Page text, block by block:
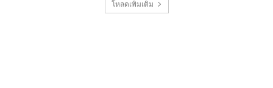
โหลดเพิ่มเติม